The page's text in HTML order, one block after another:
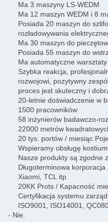
Ma 3 maszyny LS-WEDM
Ma 12 maszyn WEDM i 8
Posiada 20 maszyn do
rozładowywania
Ma 30 maszyn do
Posiada 55 maszyn do
Ma automatyczne
Szybka reakcja,
rozwojowi, pozytywny
proces jest skuteczny i
20-letnie doświadczenie w
1500 pracowników
58 inżynierów badawczo-
22000 metrów
20 tys. portów / miesiąc
Wspieramy obsługę
Nasze produkty są zgodne
Długoterminowa
Xiaomi, TCL itp.
20KK Prots / Kapacność
Certyfikacja systemu
ISO9001, ISO14001,
- Nie.